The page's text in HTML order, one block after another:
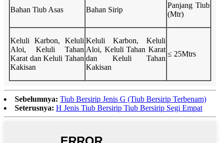
Bahan Tiub Asas Bahan Sirip
Panjang Tiub
(Mtr)
Keluli Karbon, Keluli
Aloi, Keluli Tahan
Karat dan Keluli Tahan
Kakisan
Keluli Karbon, Keluli
Aloi, Keluli Tahan Karat
dan Keluli Tahan
Kakisan
≤ 25Mtrs
Sebelumnya: Tiub Bersirip Jenis G (Tiub Bersirip Terbenam)
Seterusnya: H Jenis Tiub Bersirip Tiub Bersirip Segi Empat